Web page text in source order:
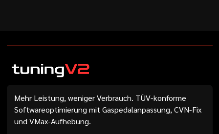
Mehr Leistung, weniger Verbrauch. TÜV-konforme
Softwareoptimierung mit Gaspedalanpassung, CVN-Fix
und VMax-Aufhebung.